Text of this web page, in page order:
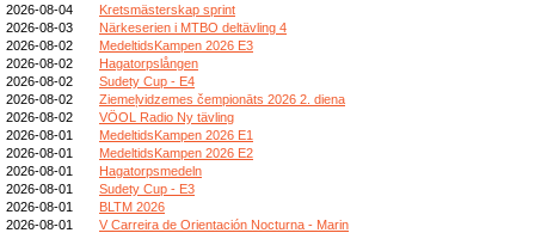
2026-08-04
Kretsmästerskap sprint
2026-08-03
Närkeserien i MTBO deltävling 4
2026-08-02
MedeltidsKampen 2026 E3
2026-08-02
Hagatorpslången
2026-08-02
Sudety Cup - E4
2026-08-02
Ziemeļvidzemes čempionāts 2026 2. diena
2026-08-02
VÖOL Radio Ny tävling
2026-08-01
MedeltidsKampen 2026 E1
2026-08-01
MedeltidsKampen 2026 E2
2026-08-01
Hagatorpsmedeln
2026-08-01
Sudety Cup - E3
2026-08-01
BLTM 2026
2026-08-01
V Carreira de Orientación Nocturna - Marin